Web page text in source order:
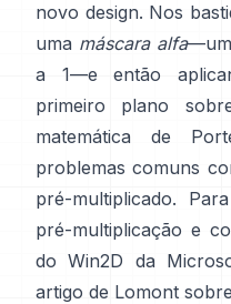
novo design. Nos
uma máscara alfa
a 1—e então
primeiro plano
matemática de
problemas comuns
pré-multiplicado.
pré-multiplicação e
do Win2D da
artigo de Lomont